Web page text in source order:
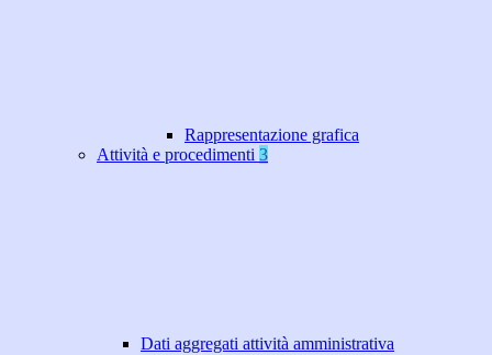
Rappresentazione grafica
Attività e procedimenti 3
Dati aggregati attività amministrativa